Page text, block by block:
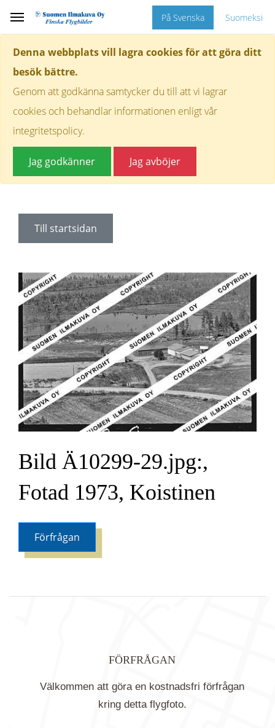
Denna webbplats vill lagra cookies för att göra ditt
besök bättre.
Genom att godkänna samtycker du till att vi lagrar
cookies och behandlar informationen enligt vår
integritetspolicy.
Jag godkänner Jag avböjer
På Svenska Suomeksi
Till startsidan
Bild Ä10299-29.jpg:,
Fotad 1973, Koistinen
Förfrågan
FÖRFRÅGAN
Välkommen att göra en kostnadsfri förfrågan
kring detta flygfoto.